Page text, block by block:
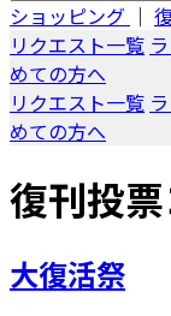
ショッピング ｜
リクエスト一覧
めての方へ
リクエスト一覧
めての方へ
復刊投
大復活祭